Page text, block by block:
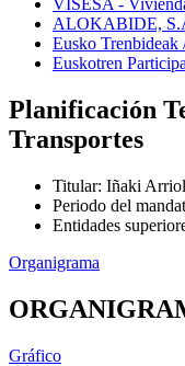
VISESA -
ALOKABIDE,
Eusko Trenbideak
Euskotren
Planificación
Transportes
Titular: Iñaki
Periodo del
Entidades
Organigrama
Gráfico